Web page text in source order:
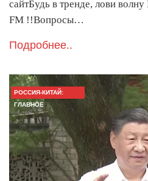
сайтБудь в тренде, лови
FM !!Вопросы…
Подробнее..
РОССИЯ-КИТАЙ:
ГЛАВНОЕ